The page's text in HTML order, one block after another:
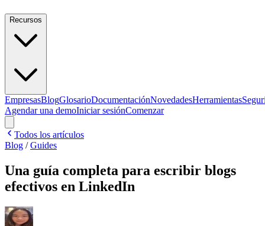
Recursos
EmpresasBlogGlosarioDocumentaciónNovedadesHerramientas
Agendar una demoIniciar sesiónComenzar
Todos los artículos
Blog /Guides
Una guía completa para escribir blogs
efectivos en LinkedIn